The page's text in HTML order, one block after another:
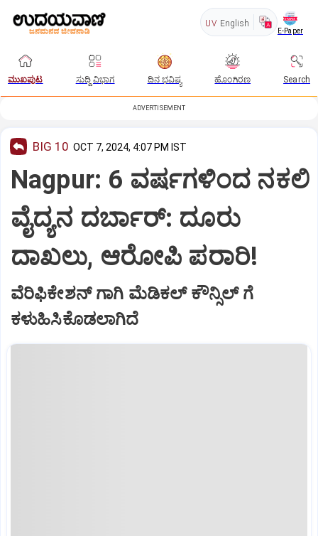
UV English
E-Paper
ಮುಖಪುಟ ಸುದ್ದಿ ವಿಭಾಗ ದಿನ ಭವಿಷ್ಯ ಹೊಂಗಿರಣ Search
ADVERTISEMENT
BIG 10 OCT 7, 2024, 4:07 PM IST
Nagpur: 6 ವರ್ಷಗಳಿಂದ ನಕಲಿ
ವೈದ್ಯನ ದರ್ಬಾರ್:‌ ದೂರು
ದಾಖಲು, ಆರೋಪಿ ಪರಾರಿ!
ವೆರಿಫಿಕೇಶನ್‌ ಗಾಗಿ ಮೆಡಿಕಲ್‌ ಕೌನ್ಸಿಲ್‌ ಗೆ
ಕಳುಹಿಸಿಕೊಡಲಾಗಿದೆ